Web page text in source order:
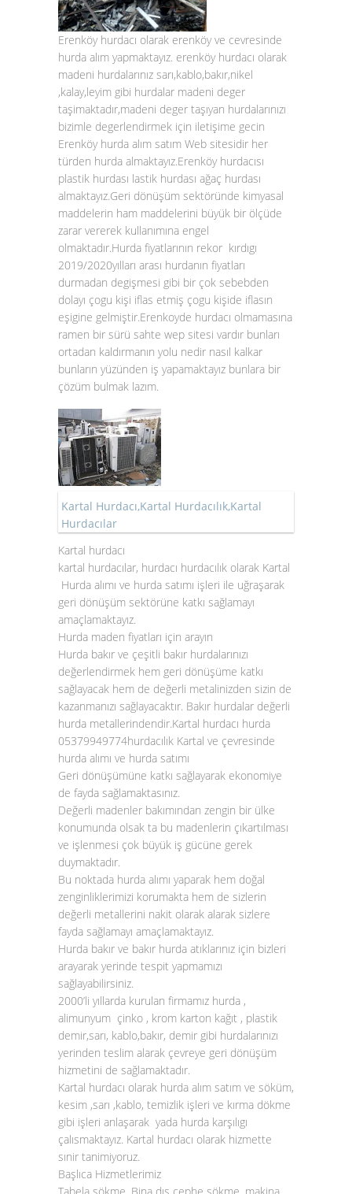
Erenköy hurdacı olarak erenköy ve cevresinde
hurda alım yapmaktayız. erenköy hurdacı olarak
madeni hurdalarınız sarı,kablo,bakır,nikel
,kalay,leyim gibi hurdalar madeni deger
taşimaktadır,madeni deger taşıyan hurdalarınızı
bizimle degerlendirmek için iletişime gecin
Erenköy hurda alım satım Web sitesidir her
türden hurda almaktayız.Erenköy hurdacısı
plastik hurdası lastik hurdası ağaç hurdası
almaktayız.Geri dönüşüm sektöründe kimyasal
maddelerin ham maddelerini büyük bir ölçüde
zarar vererek kullanımına engel
olmaktadır.Hurda fiyatlarının rekor kırdıgı
2019/2020yılları arası hurdanın fiyatları
durmadan degişmesi gibi bir çok sebebden
dolayı çogu kişi iflas etmiş çogu kişide iflasın
eşigine gelmiştir.Erenkoyde hurdacı olmamasına
ramen bir sürü sahte wep sitesi vardır bunları
ortadan kaldırmanın yolu nedir nasıl kalkar
bunların yüzünden iş yapamaktayız bunlara bir
çözüm bulmak lazım.
Kartal Hurdacı,Kartal Hurdacılık,Kartal
Hurdacılar
Kartal hurdacı
kartal hurdacılar, hurdacı hurdacılık olarak Kartal
Hurda alımı ve hurda satımı işleri ile uğraşarak
geri dönüşüm sektörüne katkı sağlamayı
amaçlamaktayız.
Hurda maden fiyatları için arayın
Hurda bakır ve çeşitli bakır hurdalarınızı
değerlendirmek hem geri dönüşüme katkı
sağlayacak hem de değerli metalinizden sizin de
kazanmanızı sağlayacaktır. Bakır hurdalar değerli
hurda metallerindendir.Kartal hurdacı hurda
05379949774hurdacılık Kartal ve çevresinde
hurda alımı ve hurda satımı
Geri dönüşümüne katkı sağlayarak ekonomiye
de fayda sağlamaktasınız.
Değerli madenler bakımından zengin bir ülke
konumunda olsak ta bu madenlerin çıkartılması
ve işlenmesi çok büyük iş gücüne gerek
duymaktadır.
Bu noktada hurda alımı yaparak hem doğal
zenginliklerimizi korumakta hem de sizlerin
değerli metallerini nakit olarak alarak sizlere
fayda sağlamayı amaçlamaktayız.
Hurda bakır ve bakır hurda atıklarınız için bizleri
arayarak yerinde tespit yapmamızı
sağlayabilirsiniz.
2000’li yıllarda kurulan firmamız hurda ,
alimunyum çinko , krom karton kağıt , plastik
demir,sarı, kablo,bakır, demir gibi hurdalarınızı
yerinden teslim alarak çevreye geri dönüşüm
hizmetini de sağlamaktadır.
Kartal hurdacı olarak hurda alım satım ve söküm,
kesim ,sarı ,kablo, temizlik işleri ve kırma dökme
gibi işleri anlaşarak yada hurda karşılıgı
çalısmaktayız. Kartal hurdacı olarak hizmette
sınir tanimiyoruz.
Başlıca Hizmetlerimiz